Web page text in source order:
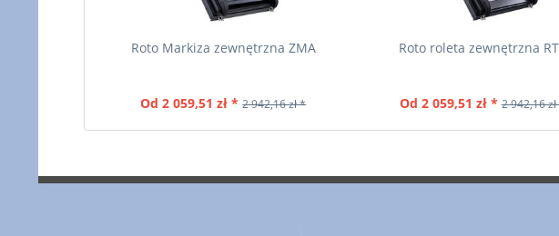
Roto Markiza zewnętrzna ZMA
Od 2 059,51 zł * 2 942,16 zł *
Roto roleta zewnętrzna
Od 2 059,51 zł * 2 942,16